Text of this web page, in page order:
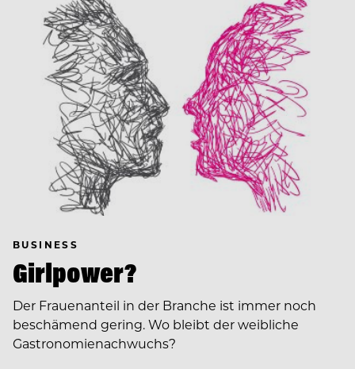
BUSINESS
Girlpower?
Der Frauenanteil in der Branche ist immer noch
beschämend gering. Wo bleibt der weibliche
Gastronomienachwuchs?